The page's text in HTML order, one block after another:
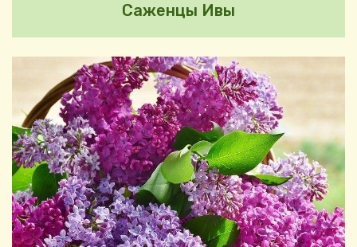
Саженцы Ивы